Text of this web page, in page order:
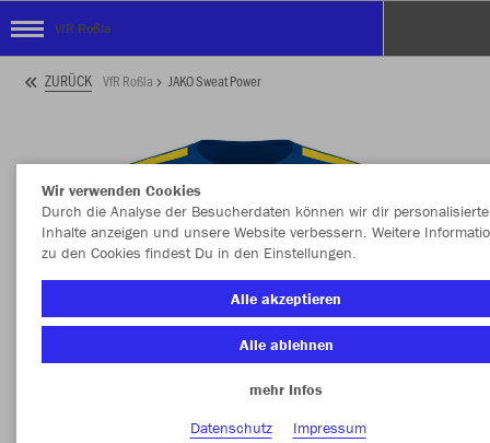
VfR Roßla
ZURÜCK VfR Roßla JAKO Sweat Power
Wir verwenden Cookies
Durch die Analyse der Besucherdaten können wir dir personalisierte
Inhalte anzeigen und unsere Website verbessern. Weitere
zu den Cookies findest Du in den Einstellungen.
Alle akzeptieren
Alle ablehnen
mehr Infos
Datenschutz
Impressum